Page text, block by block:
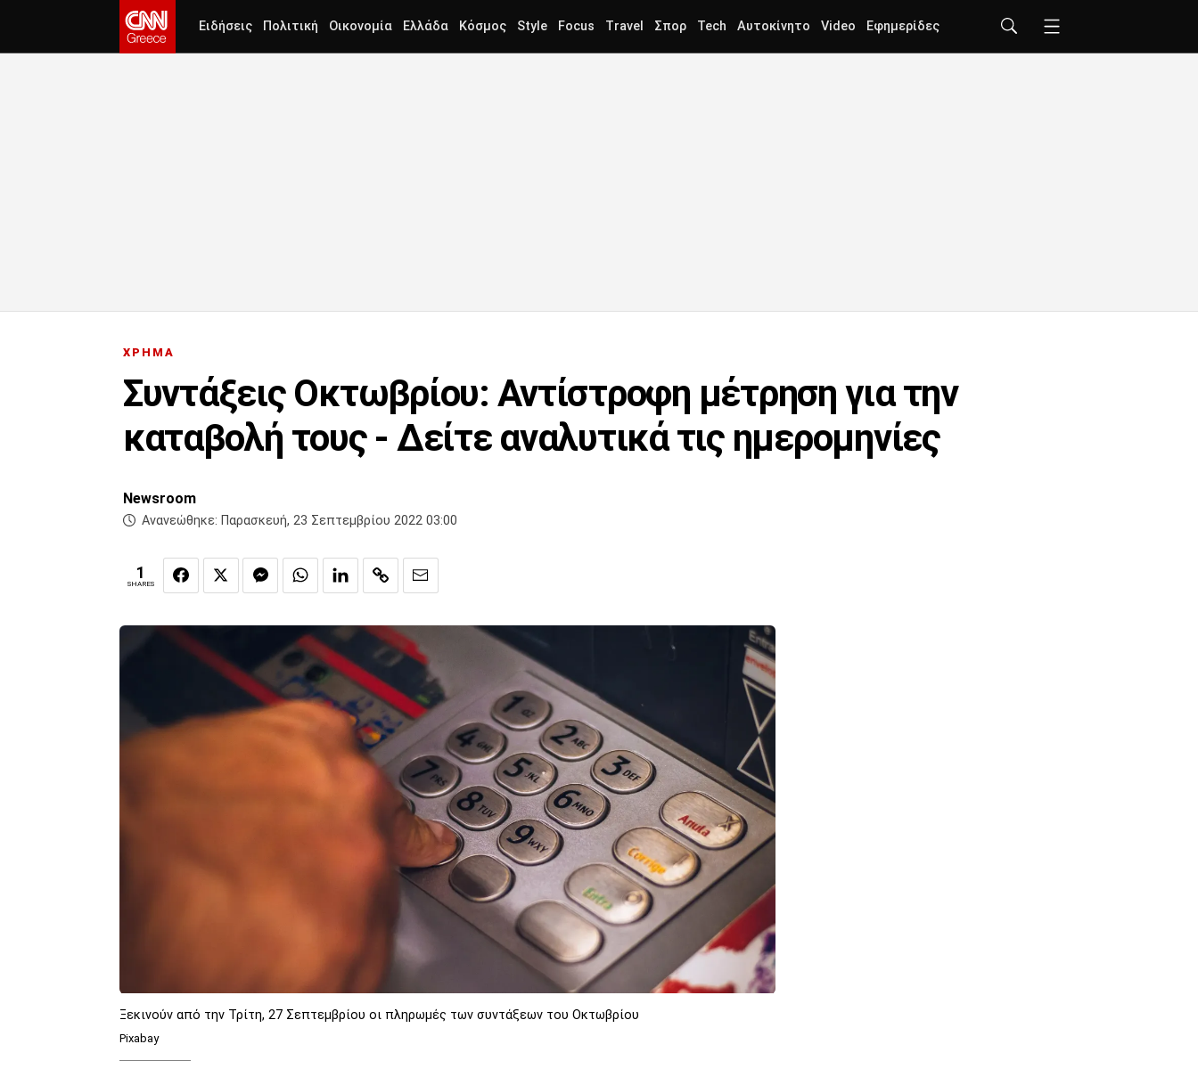
Ειδήσεις Πολιτική Οικονομία Ελλάδα Κόσμος Style Focus Travel Σπορ Tech Αυτοκίνητο Video Εφημερίδες
ΧΡΗΜΑ
Συντάξεις Οκτωβρίου: Αντίστροφη μέτρηση για την
καταβολή τους - Δείτε αναλυτικά τις ημερομηνίες
Newsroom
Ανανεώθηκε: Παρασκευή, 23 Σεπτεμβρίου 2022 03:00
1
SHARES
Ξεκινούν από την Τρίτη, 27 Σεπτεμβρίου οι πληρωμές των συντάξεων του Οκτωβρίου
Pixabay